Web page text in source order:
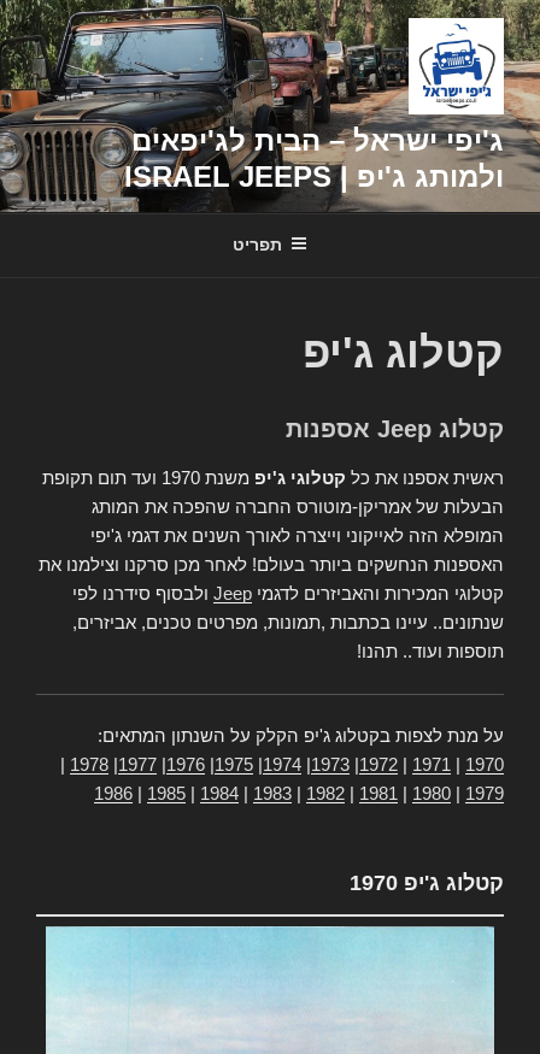
דילוג
לתוכן
ג'יפי ישראל – הבית לג'יפאים
ולמותג ג'יפ | ISRAEL JEEPS
תפריט
קטלוג ג'יפ
קטלוג Jeep אספנות
ראשית אספנו את כל קטלוגי ג'יפ
משנת 1970 ועד תום תקופת
הבעלות של אמריקן-מוטורס החברה שהפכה את המותג
המופלא הזה לאייקוני וייצרה לאורך השנים את דגמי ג'יפי
האספנות הנחשקים ביותר בעולם! לאחר מכן סרקנו וצילמנו את
קטלוגי המכירות והאביזרים לדגמי Jeep ולבסוף סידרנו לפי
שנתונים.. עיינו בכתבות ,תמונות, מפרטים טכנים, אביזרים,
תוספות ועוד.. תהנו!
על מנת לצפות בקטלוג ג'יפ הקלק על השנתון המתאים:
1970
1971
1972
1973
1974
1975
1976
1977
1978
1979
1980
1981
1982
1983
1984
1985
1986
קטלוג ג'יפ 1970